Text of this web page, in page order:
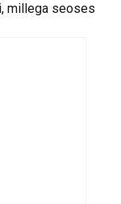
millega seoses